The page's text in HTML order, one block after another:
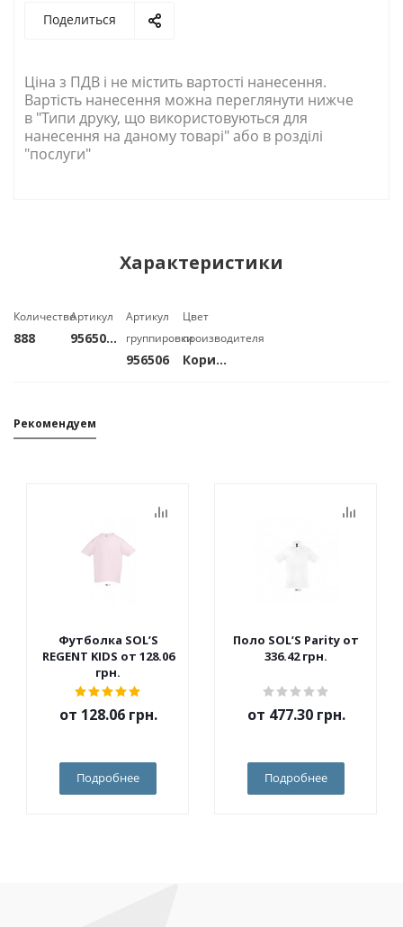
Поделиться
Ціна з ПДВ і не містить вартості нанесення.
Вартість нанесення можна переглянути нижче
в "Типи друку, що використовуються для
нанесення на даному товарі" або в розділі
"послуги"
Характеристики
Количество
888
Артикул
95650611
Артикул
группировки
956506
Цвет
производителя
Коричневый
Рекомендуем
Футболка SOL’S
REGENT KIDS от 128.06
грн.
от 128.06 грн.
Подробнее
Поло SOL’S Parity от
336.42 грн.
от 477.30 грн.
Подробнее